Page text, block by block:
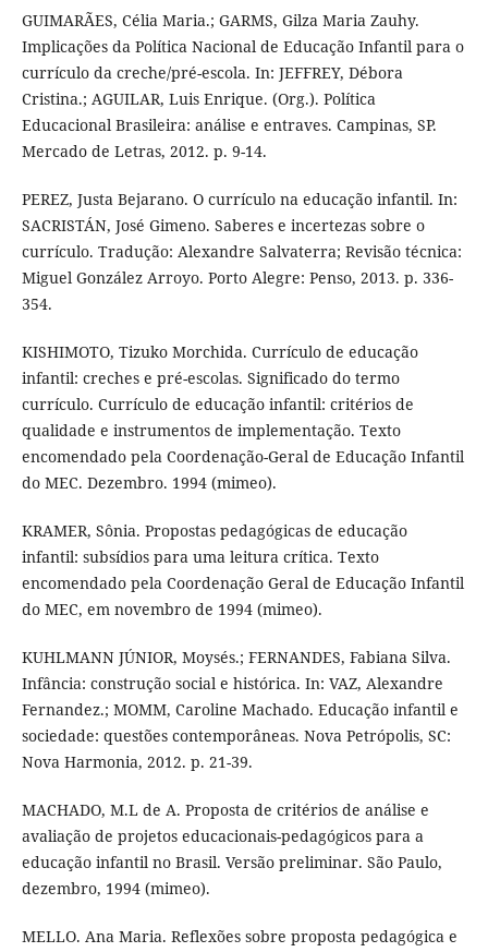
GUIMARÃES, Célia Maria.; GARMS, Gilza Maria Zauhy.
Implicações da Política Nacional de Educação Infantil para o
currículo da creche/pré-escola. In: JEFFREY, Débora
Cristina.; AGUILAR, Luis Enrique. (Org.). Política
Educacional Brasileira: análise e entraves. Campinas, SP.
Mercado de Letras, 2012. p. 9-14.
PEREZ, Justa Bejarano. O currículo na educação infantil. In:
SACRISTÁN, José Gimeno. Saberes e incertezas sobre o
currículo. Tradução: Alexandre Salvaterra; Revisão técnica:
Miguel González Arroyo. Porto Alegre: Penso, 2013. p. 336-
354.
KISHIMOTO, Tizuko Morchida. Currículo de educação
infantil: creches e pré-escolas. Significado do termo
currículo. Currículo de educação infantil: critérios de
qualidade e instrumentos de implementação. Texto
encomendado pela Coordenação-Geral de Educação Infantil
do MEC. Dezembro. 1994 (mimeo).
KRAMER, Sônia. Propostas pedagógicas de educação
infantil: subsídios para uma leitura crítica. Texto
encomendado pela Coordenação Geral de Educação Infantil
do MEC, em novembro de 1994 (mimeo).
KUHLMANN JÚNIOR, Moysés.; FERNANDES, Fabiana Silva.
Infância: construção social e histórica. In: VAZ, Alexandre
Fernandez.; MOMM, Caroline Machado. Educação infantil e
sociedade: questões contemporâneas. Nova Petrópolis, SC:
Nova Harmonia, 2012. p. 21-39.
MACHADO, M.L de A. Proposta de critérios de análise e
avaliação de projetos educacionais-pedagógicos para a
educação infantil no Brasil. Versão preliminar. São Paulo,
dezembro, 1994 (mimeo).
MELLO. Ana Maria. Reflexões sobre proposta pedagógica e